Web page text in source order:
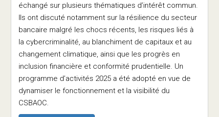
échangé sur plusieurs thématiques d’intérêt commun.
Ils ont discuté notamment sur la résilience du secteur
bancaire malgré les chocs récents, les risques liés à
la cybercriminalité, au blanchiment de capitaux et au
changement climatique, ainsi que les progrès en
inclusion financière et conformité prudentielle. Un
programme d’activités 2025 a été adopté en vue de
dynamiser le fonctionnement et la visibilité du
CSBAOC.